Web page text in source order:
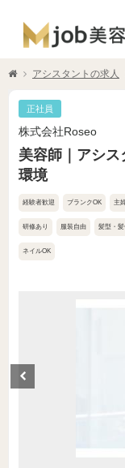
アシスタントの求人
正社員
株式会社Roseo
美容師｜アシ
環境
経験者歓迎 ブランクOK 主
研修あり 服装自由 髪型・
ネイルOK